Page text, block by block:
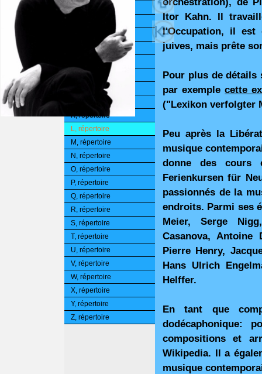
C, répertoire
E, répertoire
F, répertoire
G, répertoire
H, répertoire
I, répertoire
K, répertoire
L, répertoire
M, répertoire
N, répertoire
O, répertoire
P, répertoire
Q, répertoire
R, répertoire
S, répertoire
T, répertoire
U, répertoire
V, répertoire
W, répertoire
X, répertoire
Y, répertoire
Z, répertoire
Itor Kahn. Il
l'Occupation, il est
juives, mais prête
Pour plus de détails
par exemplecette
("Lexikon verfolgter
Peu après la
musique
donne des cours
Ferienkursen für
passionnés de la
endroits. Parmi ses
Meier, Serge
Casanova, Antoine
Pierre Henry,
Hans Ulrich
Helffer.
En tant que
dodécaphonique:
compositions et
Wikipedia. Il a
musique